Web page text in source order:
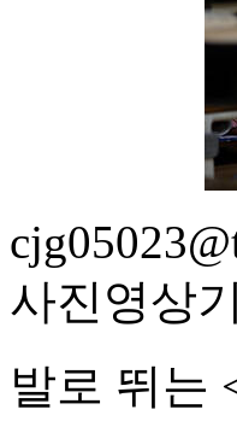
사진영상
발로 뛰는